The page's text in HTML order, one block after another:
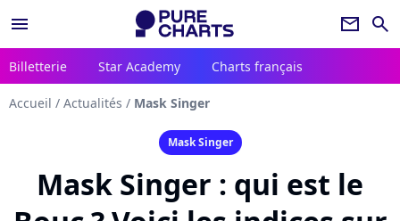
menu newsletter search
Billetterie Star Academy Charts français
Accueil / Actualités / Mask Singer
Mask Singer
Mask Singer : qui est le